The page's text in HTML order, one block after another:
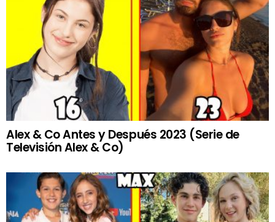
Alex & Co Antes y Después 2023 (Serie de
Televisión Alex & Co)